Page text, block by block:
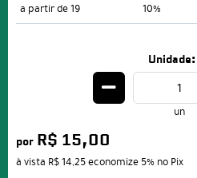
a partir de 19
10%
un
por R$ 15,00
à vista R$ 14,25economize 5% no Pix